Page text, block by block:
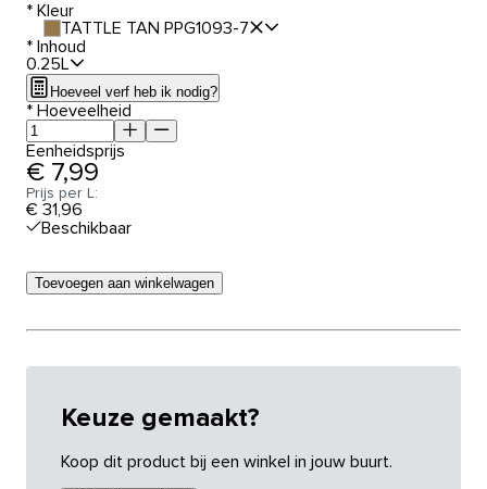
* Kleur
TATTLE TAN PPG1093-7
* Inhoud
0.25L
Hoeveel verf heb ik nodig?
* Hoeveelheid
Eenheidsprijs
€ 7,99
Prijs per L:
€ 31,96
Beschikbaar
Toevoegen aan winkelwagen
Keuze gemaakt?
Koop dit product bij een winkel in jouw buurt.